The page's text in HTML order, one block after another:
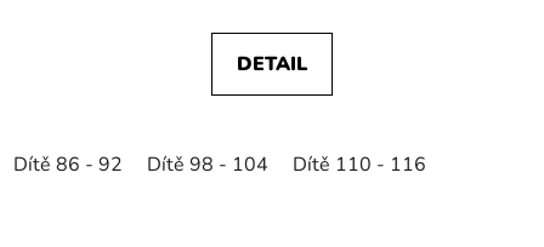
DETAIL
Dítě 86 - 92 Dítě 98 - 104 Dítě 110 - 116